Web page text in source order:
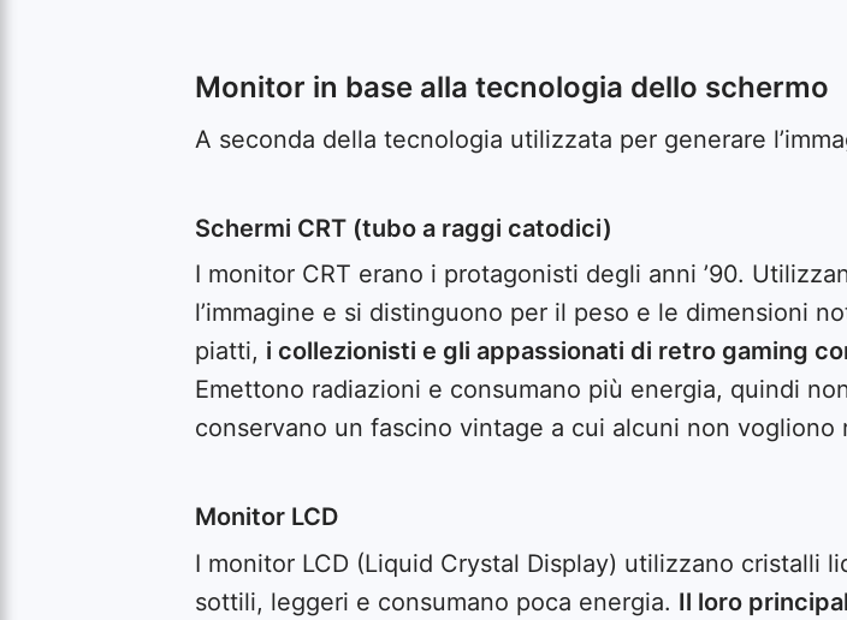
Monitor in base alla tecnologia dello schermo
A seconda della tecnologia utilizzata per generare
Schermi CRT (tubo a raggi catodici)
I monitor CRT erano i protagonisti degli anni ’90.
l’immagine e si distinguono per il peso e le dimensioni
piatti, i collezionisti e gli appassionati di retro gaming
Emettono radiazioni e consumano più energia, quindi
conservano un fascino vintage a cui alcuni non vogliono
Monitor LCD
I monitor LCD (Liquid Crystal Display) utilizzano cristalli
sottili, leggeri e consumano poca energia. Il loro